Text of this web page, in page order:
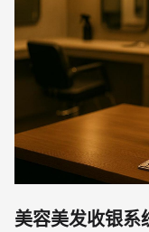
美容美发收银系